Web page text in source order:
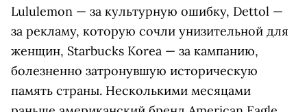
Lululemon — за культурную ошибку, Dettol —
за рекламу, которую сочли унизительной для
женщин, Starbucks Korea — за кампанию,
болезненно затронувшую историческую
память страны. Несколькими месяцами